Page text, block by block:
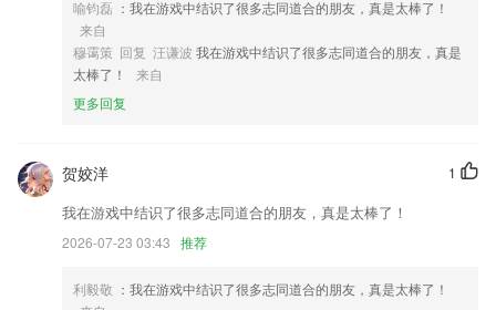
喻钧磊 ：我在游戏中结识了很多志同道合的朋友，真是太棒了！
来自
穆霭策 回复 汪谦波 我在游戏中结识了很多志同道合的朋友，真是
太棒了！
来自
更多回复
1
贺姣洋
我在游戏中结识了很多志同道合的朋友，真是太棒了！
2026-07-23 03:43 推荐
利毅敬 ：我在游戏中结识了很多志同道合的朋友，真是太棒了！